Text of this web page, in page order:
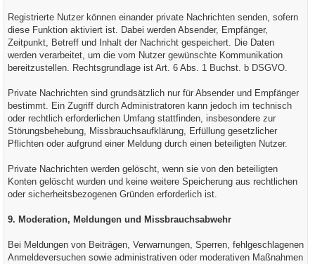
Registrierte Nutzer können einander private Nachrichten senden, sofern
diese Funktion aktiviert ist. Dabei werden Absender, Empfänger,
Zeitpunkt, Betreff und Inhalt der Nachricht gespeichert. Die Daten
werden verarbeitet, um die vom Nutzer gewünschte Kommunikation
bereitzustellen. Rechtsgrundlage ist Art. 6 Abs. 1 Buchst. b DSGVO.
Private Nachrichten sind grundsätzlich nur für Absender und Empfänger
bestimmt. Ein Zugriff durch Administratoren kann jedoch im technisch
oder rechtlich erforderlichen Umfang stattfinden, insbesondere zur
Störungsbehebung, Missbrauchsaufklärung, Erfüllung gesetzlicher
Pflichten oder aufgrund einer Meldung durch einen beteiligten Nutzer.
Private Nachrichten werden gelöscht, wenn sie von den beteiligten
Konten gelöscht wurden und keine weitere Speicherung aus rechtlichen
oder sicherheitsbezogenen Gründen erforderlich ist.
9. Moderation, Meldungen und Missbrauchsabwehr
Bei Meldungen von Beiträgen, Verwarnungen, Sperren, fehlgeschlagenen
Anmeldeversuchen sowie administrativen oder moderativen Maßnahmen